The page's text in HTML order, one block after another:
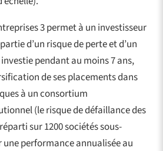
3 permet à un investisseur
d’un risque de perte et d’un
pendant au moins 7 ans,
de ses placements dans
à un consortium
(le risque de défaillance des
sur 1200 sociétés sous-
une performance annualisée au